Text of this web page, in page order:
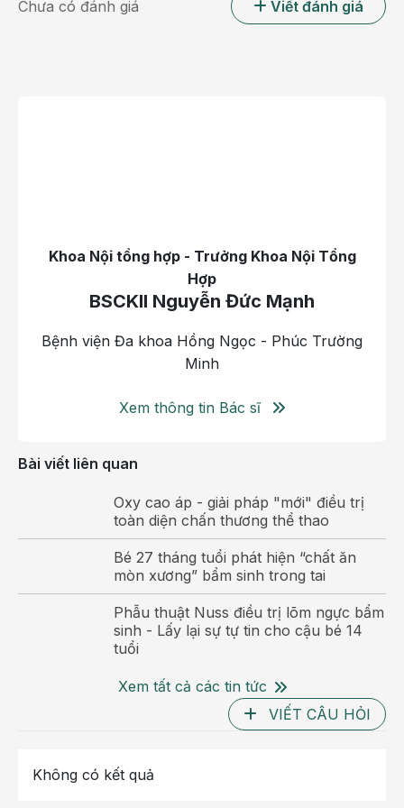
đã nhận thấy các dấu hiệu của tai biến, đột quỵ theo
MRI
Kết quả chụp MRI cho thấy bệnh nhân bị nhồi máu
não cấp ở vùng trán đỉnh bên trái, tắc hoàn toàn ở
đoạn xa. Đây là khu vực cung cấp máu thuộc động
mạch não trước bên trái.
Sau khi xác định rõ nguyên nhân đột quỵ là do tắc
động mạch, bệnh nhân K.S.K đã được can thiệp
thần tốc bằng phương pháp Tiêu sợi
Chưa có đánh giá Viết đánh giá
Khoa Nội tổng hợp - Trưởng Khoa Nội Tổng
Hợp
BSCKII Nguyễn Đức Mạnh
Bệnh viện Đa khoa Hồng Ngọc - Phúc Trường
Minh
Xem thông tin Bác sĩ
Bài viết liên quan
Oxy cao áp - giải pháp "mới" điều trị
toàn diện chấn thương thể thao
Bé 27 tháng tuổi phát hiện “chất ăn
mòn xương” bẩm sinh trong tai
Phẫu thuật Nuss điều trị lõm ngực bẩm
sinh - Lấy lại sự tự tin cho cậu bé 14
tuổi
Xem tất cả các tin tức
VIẾT CÂU HỎI
Không có kết quả